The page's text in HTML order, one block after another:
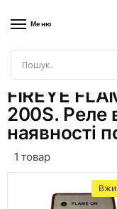
Меню
Головна Товари з позначками
FIREYE
200S. Реле
наявності
1 товар